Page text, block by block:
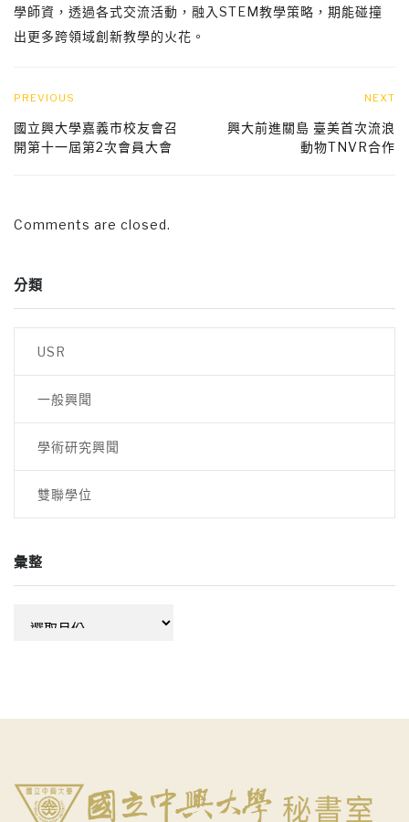
學師資，透過各式交流活動，融入STEM教學策略，期能碰撞
出更多跨領域創新教學的火花。
PREVIOUS
國立興大學嘉義市校友會召
開第十一屆第2次會員大會
NEXT
興大前進關島 臺美首次流浪
動物TNVR合作
Comments are closed.
分類
USR
一般興聞
學術研究興聞
雙聯學位
彙整